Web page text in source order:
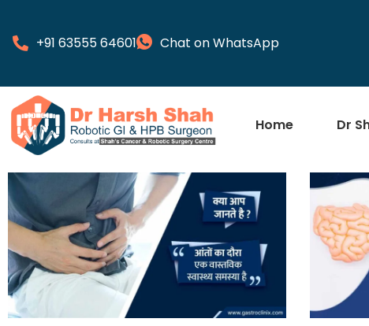
+91 63555 64601 Chat on WhatsApp
Home Dr